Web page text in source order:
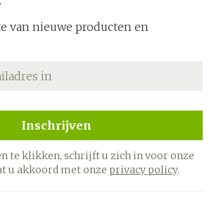
van nieuwe producten en
Inschrijven
te klikken, schrijft u zich in voor onze
u akkoord met onze privacy policy.